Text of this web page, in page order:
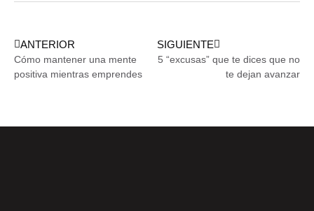
ANTERIOR
Cómo mantener una mente
positiva mientras emprendes
SIGUIENTE
5 “excusas” que te dices que no
te dejan avanzar